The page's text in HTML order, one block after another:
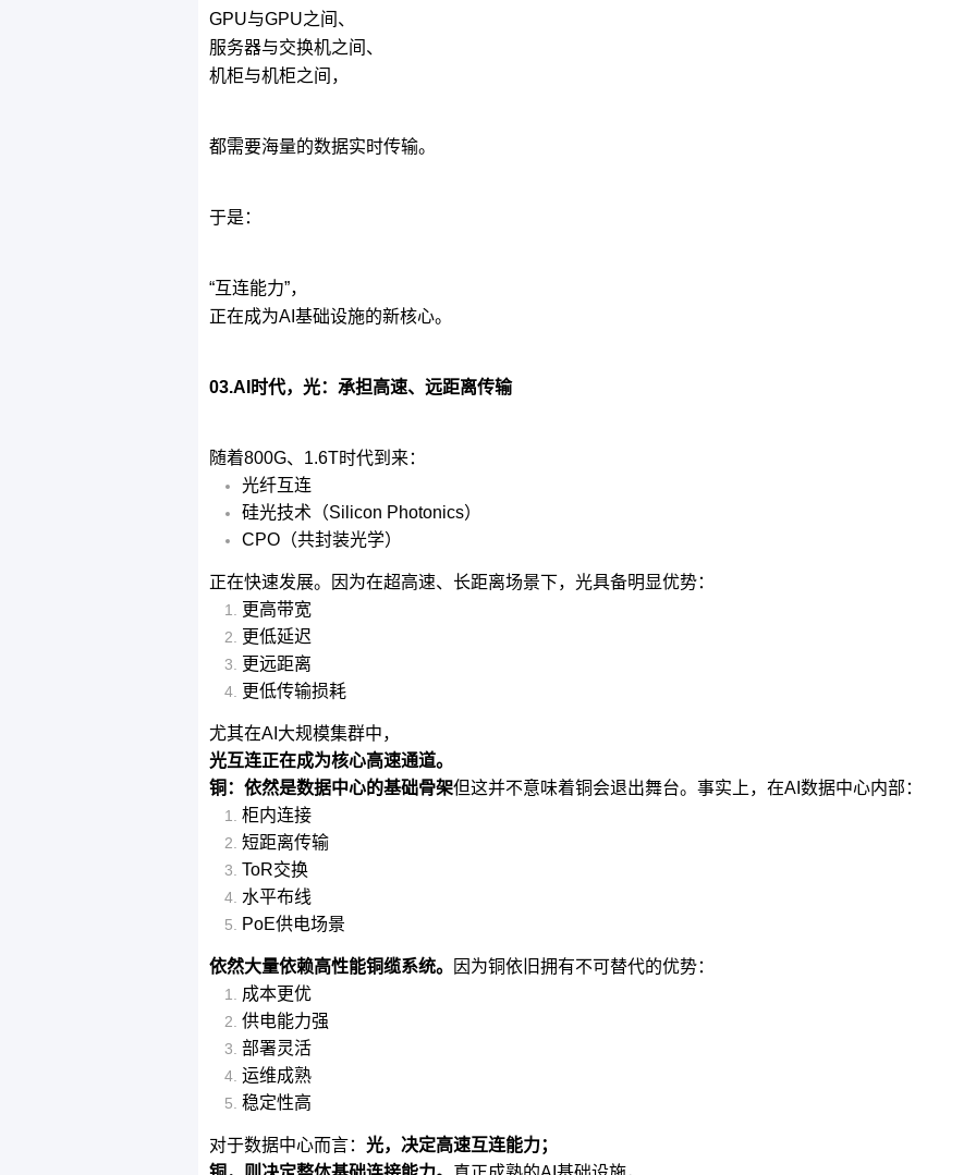
GPU与GPU之间、
服务器与交换机之间、
机柜与机柜之间，
都需要海量的数据实时传输。
于是：
“互连能力”，
正在成为AI基础设施的新核心。
03.AI时代，光：承担高速、远距离传输
随着800G、1.6T时代到来：
光纤互连
硅光技术 （Silicon Photonics）
CPO （共封装光学）
正在快速发展。因为在超高速、长距离场景下，光具备明显优势：
更高带宽
更低延迟
更远距离
更低传输损耗
尤其在AI大规模集群中，
光互连正在成为核心高速通道。
铜：依然是数据中心的基础骨架但这并不意味着铜会退出舞台。事实上，在AI数据中心内部：
柜内连接
短距离传输
ToR交换
水平布线
PoE供电场景
依然大量依赖高性能铜缆系统。
因为铜依旧拥有不可替代的优势：
成本更优
供电能力强
部署灵活
运维成熟
稳定性高
对于数据中心而言： 光，决定高速互连能力；